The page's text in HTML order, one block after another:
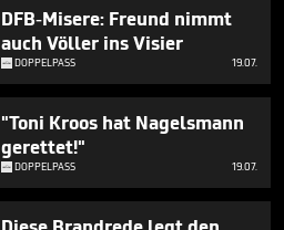
DFB-Misere: Freund nimmt
auch Völler ins Visier
DOPPELPASS 19.07.
"Toni Kroos hat Nagelsmann
gerettet!"
DOPPELPASS 19.07.